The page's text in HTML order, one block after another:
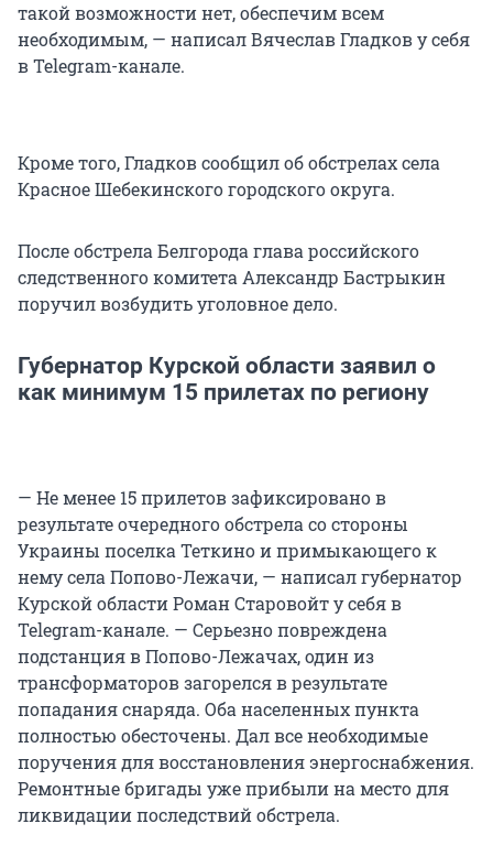
такой возможности нет, обеспечим всем
необходимым, — написал Вячеслав Гладков у себя
в Telegram-канале.
Кроме того, Гладков сообщил об обстрелах села
Красное Шебекинского городского округа.
После обстрела Белгорода глава российского
следственного комитета Александр Бастрыкин
поручил возбудить уголовное дело.
Губернатор Курской области заявил о
как минимум 15 прилетах по региону
— Не менее 15 прилетов зафиксировано в
результате очередного обстрела со стороны
Украины поселка Теткино и примыкающего к
нему села Попово-Лежачи, — написал губернатор
Курской области Роман Старовойт у себя в
Telegram-канале. — Серьезно повреждена
подстанция в Попово-Лежачах, один из
трансформаторов загорелся в результате
попадания снаряда. Оба населенных пункта
полностью обесточены. Дал все необходимые
поручения для восстановления энергоснабжения.
Ремонтные бригады уже прибыли на место для
ликвидации последствий обстрела.